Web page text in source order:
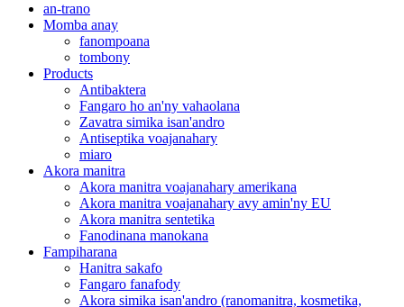
an-trano
Momba anay
fanompoana
tombony
Products
Antibaktera
Fangaro ho an'ny vahaolana
Zavatra simika isan'andro
Antiseptika voajanahary
miaro
Akora manitra
Akora manitra voajanahary amerikana
Akora manitra voajanahary avy amin'ny EU
Akora manitra sentetika
Fanodinana manokana
Fampiharana
Hanitra sakafo
Fangaro fanafody
Akora simika isan'andro (ranomanitra, kosmetika,